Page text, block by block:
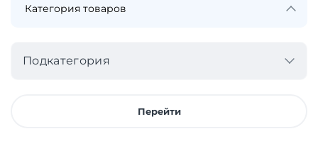
Подкатегория
Перейти